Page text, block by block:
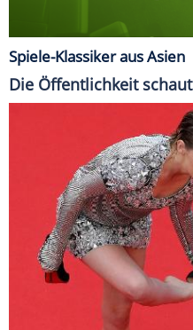
Spiele-Klassiker aus Asien
Die Öffentlichkeit